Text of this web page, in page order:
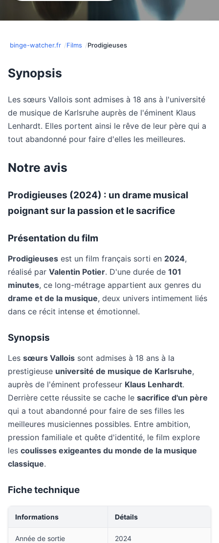
binge-watcher.fr Films Prodigieuses
Synopsis
Les sœurs Vallois sont admises à 18 ans à l'université
de musique de Karlsruhe auprès de l'éminent Klaus
Lenhardt. Elles portent ainsi le rêve de leur père qui a
tout abandonné pour faire d'elles les meilleures.
Notre avis
Prodigieuses (2024) : un drame musical
poignant sur la passion et le sacrifice
Présentation du film
Prodigieuses est un film français sorti en 2024,
réalisé par Valentin Potier. D'une durée de 101
minutes, ce long-métrage appartient aux genres du
drame et de la musique, deux univers intimement liés
dans ce récit intense et émotionnel.
Synopsis
Les sœurs Vallois sont admises à 18 ans à la
prestigieuse université de musique de Karlsruhe,
auprès de l'éminent professeur Klaus Lenhardt.
Derrière cette réussite se cache le sacrifice d'un père
qui a tout abandonné pour faire de ses filles les
meilleures musiciennes possibles. Entre ambition,
pression familiale et quête d'identité, le film explore
les coulisses exigeantes du monde de la musique
classique.
Fiche technique
Informations Détails
Année de sortie 2024